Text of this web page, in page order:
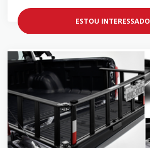
ESTOU INTERESSADO